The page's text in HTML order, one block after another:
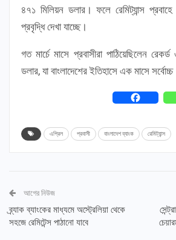
৪৭১ মিলিয়ন ডলার। ফলে রেমিট্যান্স
প্রবৃদ্ধি দেখা যাচ্ছে।
গত মার্চে মাসে প্রবাসীরা পাঠিয়েছিলেন
ডলার, যা বাংলাদেশের ইতিহাসে এক মাসে
এপ্রিল প্রবাসী বাংলাদেশ ব্যাংক রেমিট্যান্স
আগের নিউজ
ব্র্যাক ব্যাংকের মাধ্যমে অস্ট্রেলিয়া থেকে
সহজে রেমিটেন্স পাঠানো যাবে